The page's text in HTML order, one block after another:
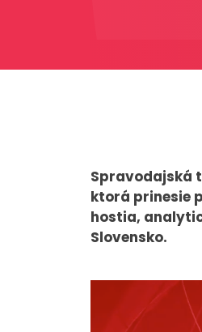
O NÁS
Tím
Spravodajská
ktorá prinesie
hostia,
Slovensko.